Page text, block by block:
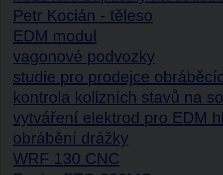
Petr Kocián - těleso
EDM modul
vagonové podvozky
studie pro prodejce
kontrola kolizních stavů na
vytváření elektrod pro EDM
obrábění drážky
WRF 130 CNC